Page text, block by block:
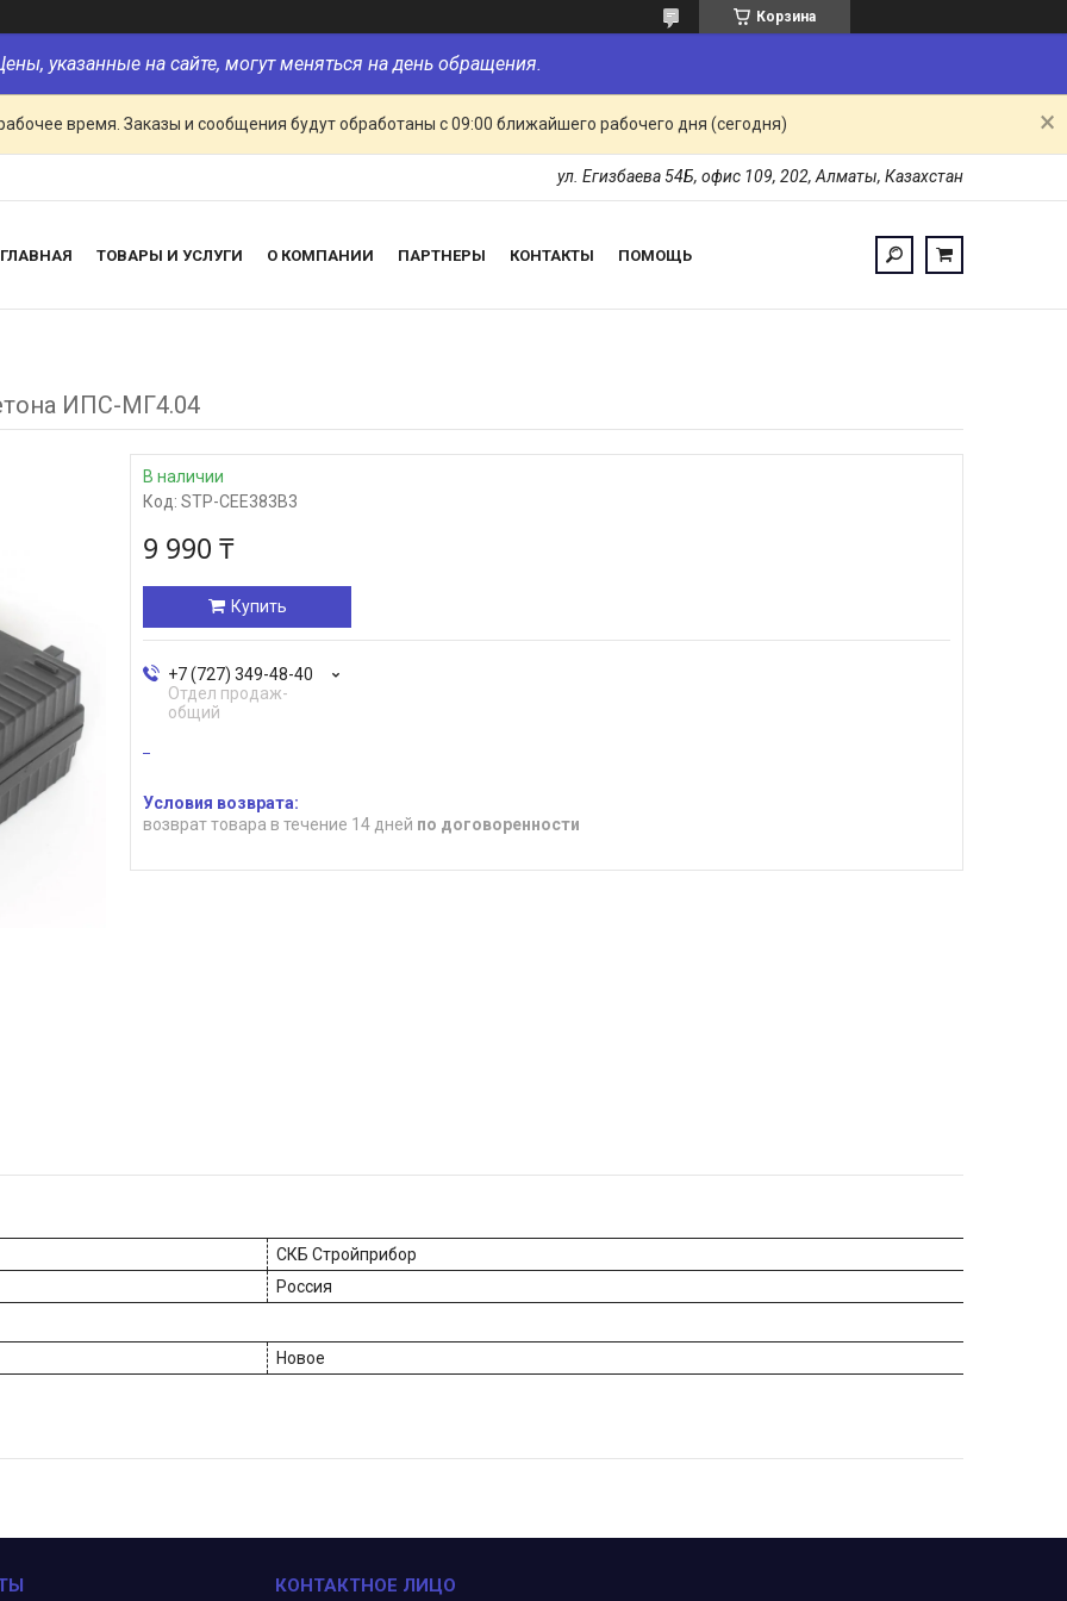
Корзина
указанные на сайте, могут меняться на день обращения.
время. Заказы и сообщения будут обработаны с 09:00 ближайшего рабочего дня (сегодня)
ул. Егизбаева 54Б, офис 109, 202, Алматы, Казахстан
ГЛАВНАЯ ТОВАРЫ И УСЛУГИ О КОМПАНИИ ПАРТНЕРЫ КОНТАКТЫ ПОМОЩЬ
ИПС-МГ4.04
В наличии
Код: STP-CEE383B3
9 990 ₸
Купить
+7 (727) 349-48-40
Отдел продаж-
общий
возврат товара в течение 14 дней по договоренности
СКБ Стройприбор
Россия
Новое